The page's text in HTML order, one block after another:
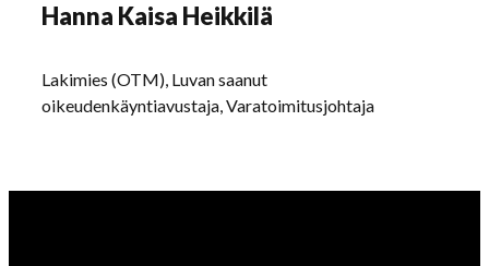
Hanna Kaisa Heikkilä
Lakimies (OTM), Luvan saanut
oikeudenkäyntiavustaja, Varatoimitusjohtaja